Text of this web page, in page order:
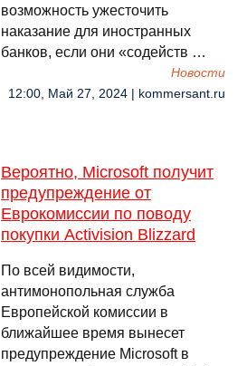
возможность ужесточить
наказание для иностранных
банков, если они «содейств …
Новости
12:00, Май 27, 2024 | kommersant.ru
Вероятно, Microsoft получит
предупреждение от
Еврокомиссии по поводу
покупки Activision Blizzard
По всей видимости,
антимонопольная служба
Европейской комиссии в
ближайшее время вынесет
предупреждение Microsoft в